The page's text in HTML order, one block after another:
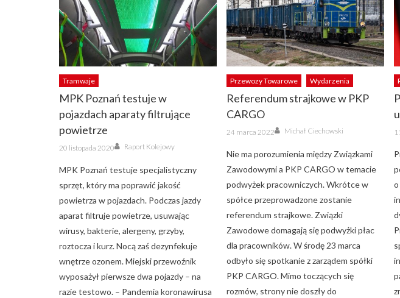
Tramwaje
MPK Poznań testuje w
pojazdach aparaty filtrujące
powietrze
Posted
on
20 listopada 2020 Author
Raport Kolejowy
MPK Poznań testuje specjalistyczny
sprzęt, który ma poprawić jakość
powietrza w pojazdach. Podczas jazdy
aparat filtruje powietrze, usuwając
wirusy, bakterie, alergeny, grzyby,
roztocza i kurz. Nocą zaś dezynfekuje
wnętrze ozonem. Miejski przewoźnik
wyposażył pierwsze dwa pojazdy – na
razie testowo. – Pandemia koronawirusa
Przewozy Towarowe Wydarzenia
Referendum strajkowe w PKP
CARGO
Posted
on
24 marca 2022 Author
Michał Ciechowski
Nie ma porozumienia między Związkami
Zawodowymi a PKP CARGO w temacie
podwyżek pracowniczych. Wkrótce w
spółce przeprowadzone zostanie
referendum strajkowe. Związki
Zawodowe domagają się podwyżki płac
dla pracowników. W środę 23 marca
odbyło się spotkanie z zarządem spółki
PKP CARGO. Mimo toczących się
rozmów, strony nie doszły do